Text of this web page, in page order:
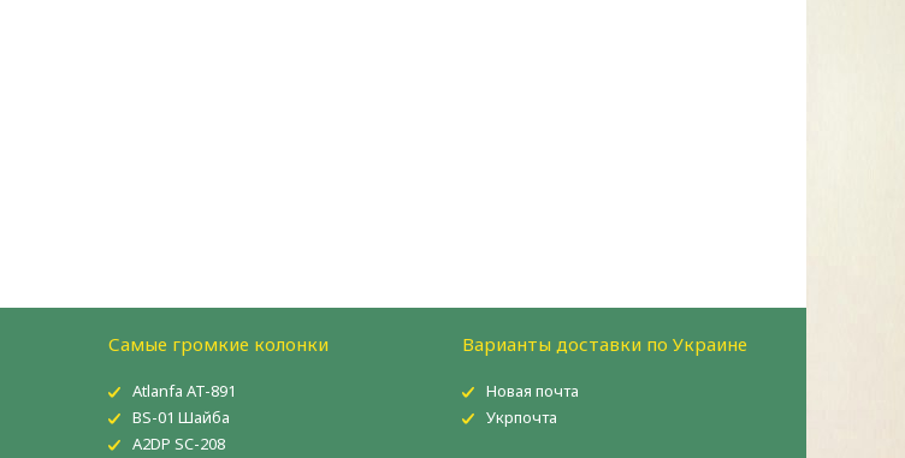
Самые громкие колонки
Atlanfa AT-891
BS-01 Шайба
A2DP SC-208
Варианты доставки по Украине
Новая почта
Укрпочта